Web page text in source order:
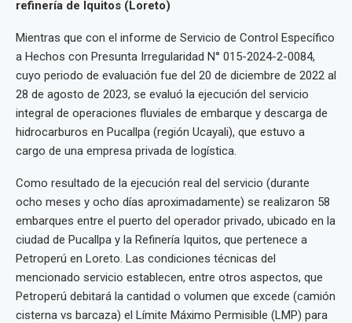
refinería de Iquitos (Loreto)
Mientras que con el informe de Servicio de Control Específico
a Hechos con Presunta Irregularidad N° 015-2024-2-0084,
cuyo periodo de evaluación fue del 20 de diciembre de 2022 al
28 de agosto de 2023, se evaluó la ejecución del servicio
integral de operaciones fluviales de embarque y descarga de
hidrocarburos en Pucallpa (región Ucayali), que estuvo a
cargo de una empresa privada de logística.
Como resultado de la ejecución real del servicio (durante
ocho meses y ocho días aproximadamente) se realizaron 58
embarques entre el puerto del operador privado, ubicado en la
ciudad de Pucallpa y la Refinería Iquitos, que pertenece a
Petroperú en Loreto. Las condiciones técnicas del
mencionado servicio establecen, entre otros aspectos, que
Petroperú debitará la cantidad o volumen que excede (camión
cisterna vs barcaza) el Límite Máximo Permisible (LMP) para